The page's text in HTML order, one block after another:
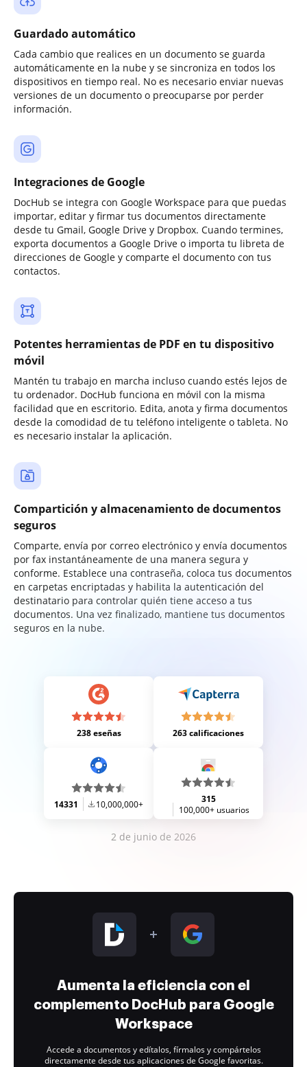
Guardado automático
Cada cambio que realices en un documento se guarda
automáticamente en la nube y se sincroniza en todos los
dispositivos en tiempo real. No es necesario enviar nuevas
versiones de un documento o preocuparse por perder
información.
Integraciones de Google
DocHub se integra con Google Workspace para que puedas
importar, editar y firmar tus documentos directamente
desde tu Gmail, Google Drive y Dropbox. Cuando termines,
exporta documentos a Google Drive o importa tu libreta de
direcciones de Google y comparte el documento con tus
contactos.
Potentes herramientas de PDF en tu dispositivo
móvil
Mantén tu trabajo en marcha incluso cuando estés lejos de
tu ordenador. DocHub funciona en móvil con la misma
facilidad que en escritorio. Edita, anota y firma documentos
desde la comodidad de tu teléfono inteligente o tableta. No
es necesario instalar la aplicación.
Compartición y almacenamiento de documentos
seguros
Comparte, envía por correo electrónico y envía documentos
por fax instantáneamente de una manera segura y
conforme. Establece una contraseña, coloca tus documentos
en carpetas encriptadas y habilita la autenticación del
destinatario para controlar quién tiene acceso a tus
documentos. Una vez finalizado, mantiene tus documentos
seguros en la nube.
238 eseñas 263 calificaciones
14331 10,000,000+
315
100,000+ usuarios
2 de junio de 2026
Aumenta la eficiencia con el
complemento DocHub para Google
Workspace
Accede a documentos y edítalos, fírmalos y compártelos
directamente desde tus aplicaciones de Google favoritas.